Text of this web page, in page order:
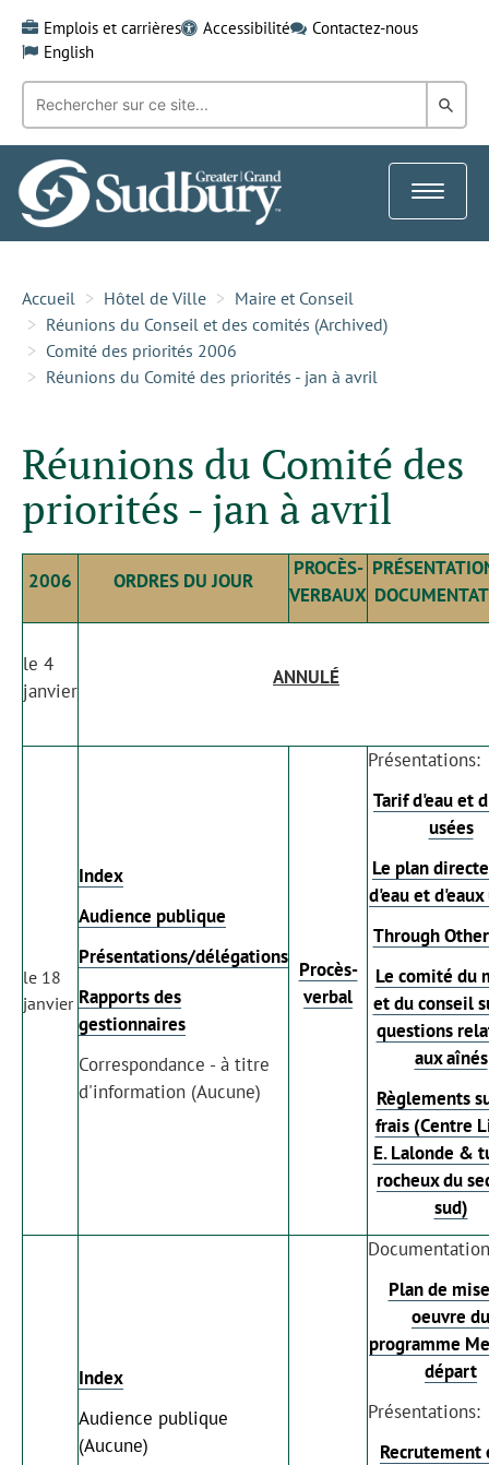
content
Emplois et carrières Accessibilité
Contactez-nous
English
Recherche
mot-
clé:
dans
Toggle
Accueil Hôtel de Ville
Maire et Conseil
Réunions du Conseil et des comités (Archived)
Comité des priorités 2006
Réunions du Comité des priorités - jan à avril
Réunions du Comité des
priorités - jan à avril
2006 ORDRES DU JOUR
PROCÈS-
VERBAUX
le 4
janvier
ANNULÉ
le 18
janvier
Index
Audience publique
Présentations/délégations
Rapports des
gestionnaires
Correspondance - à titre
d'information (Aucune)
Procès-
verbal
Présentations:
Tarif d'eau et
usées
Le plan
d'eau et d'eaux
Through
Le comité du
et du conseil
questions
aux aînés
Règlements
frais (Centre
E. Lalonde &
rocheux du
sud)
Index
Audience publique
(Aucune)
Plan de
oeuvre du
programme
départ
Présentations:
Recrutement